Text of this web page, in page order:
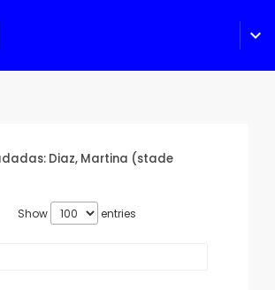
expand_more
Diaz, Martina (stade
Show entries